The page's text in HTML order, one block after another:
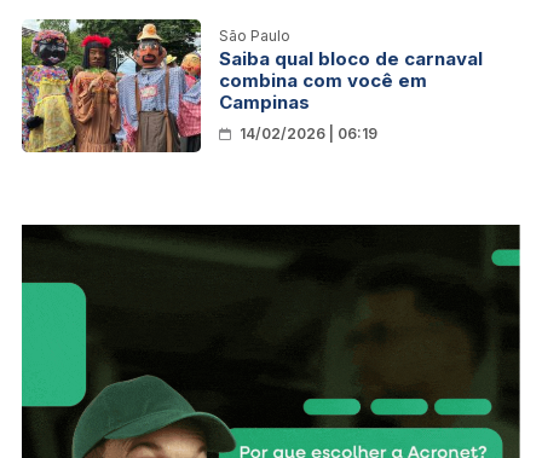
São Paulo
Saiba qual bloco de carnaval
combina com você em
Campinas
14/02/2026 | 06:19